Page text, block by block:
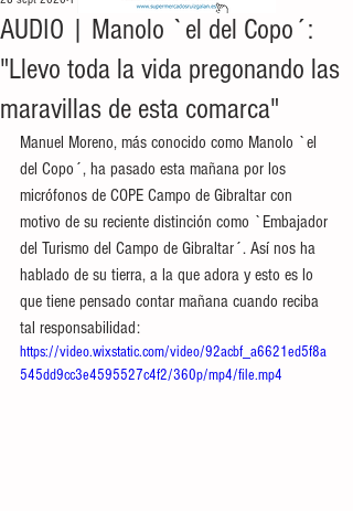
AUDIO | Manolo `el del Copo´:
"Llevo toda la vida pregonando las
maravillas de esta comarca"
Manuel Moreno, más conocido como Manolo `el
del Copo´, ha pasado esta mañana por los
micrófonos de COPE Campo de Gibraltar con
motivo de su reciente distinción como `Embajador
del Turismo del Campo de Gibraltar´. Así nos ha
hablado de su tierra, a la que adora y esto es lo
que tiene pensado contar mañana cuando reciba
tal responsabilidad:
https://video.wixstatic.com/video/92acbf_a6621ed5f8a
545dd9cc3e4595527c4f2/360p/mp4/file.mp4